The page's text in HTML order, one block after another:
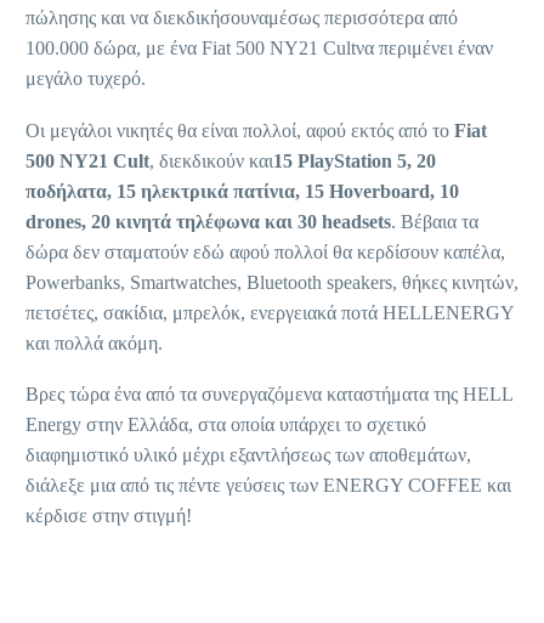
πώλησης και να διεκδικήσουναμέσως περισσότερα από
100.000 δώρα, με ένα Fiat 500 NY21 Cultνα περιμένει έναν
μεγάλο τυχερό.
Οι μεγάλοι νικητές θα είναι πολλοί, αφού εκτός από το Fiat
500 NY21 Cult, διεκδικούν και15 PlayStation 5, 20
ποδήλατα, 15 ηλεκτρικά πατίνια, 15 Hoverboard, 10
drones, 20 κινητά τηλέφωνα και 30 headsets. Βέβαια τα
δώρα δεν σταματούν εδώ αφού πολλοί θα κερδίσουν καπέλα,
Powerbanks, Smartwatches, Bluetooth speakers, θήκες κινητών,
πετσέτες, σακίδια, μπρελόκ, ενεργειακά ποτά HELLENERGY
και πολλά ακόμη.
Βρες τώρα ένα από τα συνεργαζόμενα καταστήματα της HELL
Energy στην Ελλάδα, στα οποία υπάρχει το σχετικό
διαφημιστικό υλικό μέχρι εξαντλήσεως των αποθεμάτων,
διάλεξε μια από τις πέντε γεύσεις των ENERGY COFFEE και
κέρδισε στην στιγμή!